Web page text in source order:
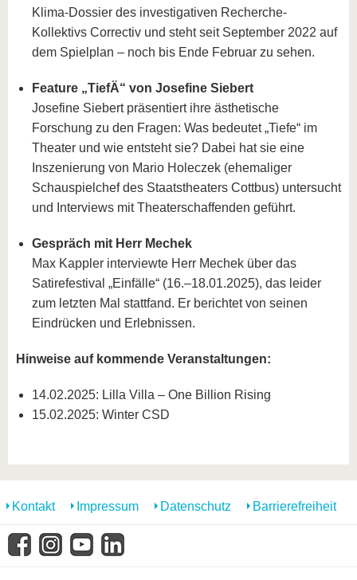
Klima-Dossier des investigativen Recherche-
Kollektivs Correctiv und steht seit September 2022 auf
dem Spielplan – noch bis Ende Februar zu sehen.
Feature „TiefÄ“ von Josefine Siebert
Josefine Siebert präsentiert ihre ästhetische
Forschung zu den Fragen: Was bedeutet „Tiefe“ im
Theater und wie entsteht sie? Dabei hat sie eine
Inszenierung von Mario Holeczek (ehemaliger
Schauspielchef des Staatstheaters Cottbus) untersucht
und Interviews mit Theaterschaffenden geführt.
Gespräch mit Herr Mechek
Max Kappler interviewte Herr Mechek über das
Satirefestival „Einfälle“ (16.–18.01.2025), das leider
zum letzten Mal stattfand. Er berichtet von seinen
Eindrücken und Erlebnissen.
Hinweise auf kommende Veranstaltungen:
14.02.2025: Lilla Villa – One Billion Rising
15.02.2025: Winter CSD
Kontakt Impressum Datenschutz Barrierefreiheit